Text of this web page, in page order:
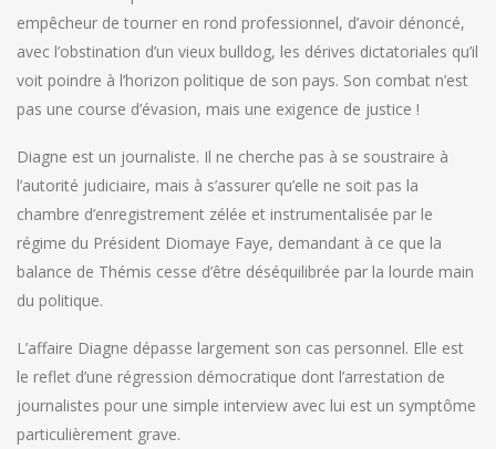
empêcheur de tourner en rond professionnel, d’avoir dénoncé,
avec l’obstination d’un vieux bulldog, les dérives dictatoriales qu’il
voit poindre à l’horizon politique de son pays. Son combat n’est
pas une course d’évasion, mais une exigence de justice !
Diagne est un journaliste. Il ne cherche pas à se soustraire à
l’autorité judiciaire, mais à s’assurer qu’elle ne soit pas la
chambre d’enregistrement zélée et instrumentalisée par le
régime du Président Diomaye Faye, demandant à ce que la
balance de Thémis cesse d’être déséquilibrée par la lourde main
du politique.
L’affaire Diagne dépasse largement son cas personnel. Elle est
le reflet d’une régression démocratique dont l’arrestation de
journalistes pour une simple interview avec lui est un symptôme
particulièrement grave.